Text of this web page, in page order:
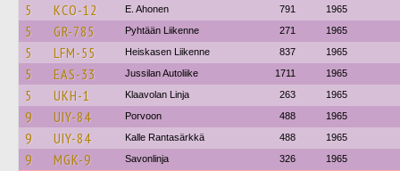
5 KCO-12 E. Ahonen 791 1965
5 GR-785 Pyhtään Liikenne 271 1965
5 LFM-55 Heiskasen Liikenne 837 1965
5 EAS-33 Jussilan Autoliike 1711 1965
5 UKH-1 Klaavolan Linja 263 1965
9 UIY-84 Porvoon 488 1965
9 UIY-84 Kalle Rantasärkkä 488 1965
9 MGK-9 Savonlinja 326 1965